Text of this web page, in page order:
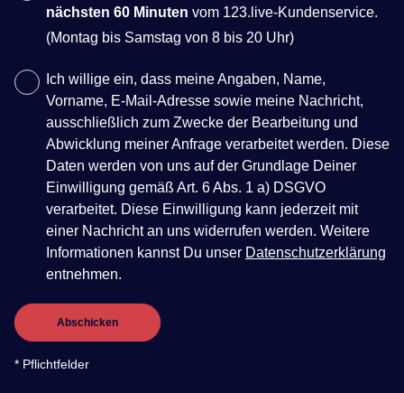
nächsten 60 Minuten vom 123.live-Kundenservice.
(Montag bis Samstag von 8 bis 20 Uhr)
Ich willige ein, dass meine Angaben, Name,
Vorname, E-Mail-Adresse sowie meine Nachricht,
ausschließlich zum Zwecke der Bearbeitung und
Abwicklung meiner Anfrage verarbeitet werden. Diese
Daten werden von uns auf der Grundlage Deiner
Einwilligung gemäß Art. 6 Abs. 1 a) DSGVO
verarbeitet. Diese Einwilligung kann jederzeit mit
einer Nachricht an uns widerrufen werden. Weitere
Informationen kannst Du unser Datenschutzerklärung
entnehmen.
Abschicken
* Pflichtfelder